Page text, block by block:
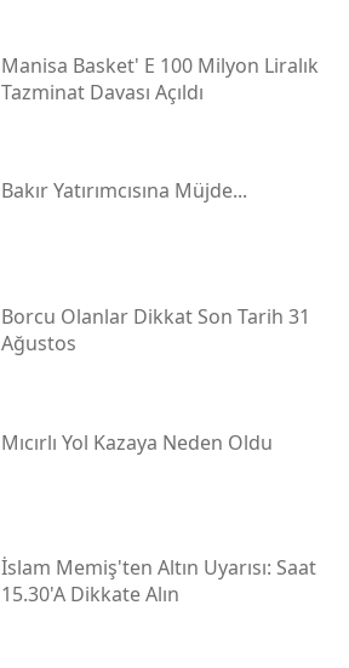
Manisa Basket' E 100 Milyon Liralık
Tazminat Davası Açıldı
Bakır Yatırımcısına Müjde...
Borcu Olanlar Dikkat Son Tarih 31
Ağustos
Mıcırlı Yol Kazaya Neden Oldu
İslam Memiş'ten Altın Uyarısı: Saat
15.30'a Dikkate Alın